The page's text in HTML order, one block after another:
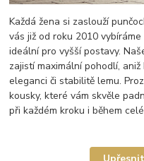
Každá žena si zaslouží
vás již od roku 2010
ideální pro vyšší postavy.
zajistí maximální pohodlí,
eleganci či stabilitě lemu.
kousky, které vám skvěle
při každém kroku i během